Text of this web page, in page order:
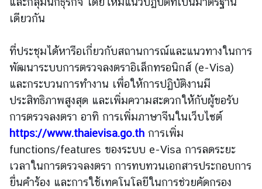
ช
น
ร้
อ
ง
เ
รี
ย
น
เดียวกัน
ที่ประชุมได้หารือเกี่ยวกับสถานการณ์และแนวทางในการ
พัฒนาระบบการตรวจลงตราอิเล็กทรอนิกส์ (e-Visa)
และกระบวนการทำงาน เพื่อให้การปฏิบัติงานมี
ประสิทธิภาพสูงสุด และเพิ่มความสะดวกให้กับผู้ขอรับ
การตรวจลงตรา อาทิ การเพิ่มภาษาจีนในเว็บไซต์
https://www.thaievisa.go.th การเพิ่ม
functions/features ของระบบ e-Visa การลดระยะ
เวลาในการตรวจลงตรา การทบทวนเอกสารประกอบการ
ยื่นคำร้อง และการใช้เทคโนโลยีในการช่วยคัดกรอง